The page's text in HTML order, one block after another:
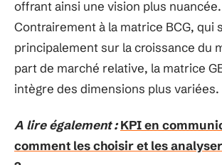
offrant ainsi une vision plus nuancée.
Contrairement à la matrice BCG, qui
principalement sur la croissance du
part de marché relative, la matrice
intègre des dimensions plus variées.
A lire également : KPI en
comment les choisir et les